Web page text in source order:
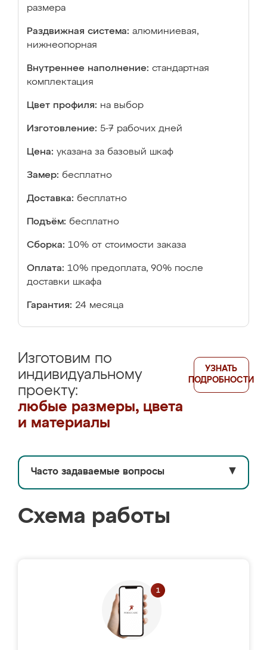
размера
Раздвижная система: алюминиевая,
нижнеопорная
Внутреннее наполнение: стандартная
комплектация
Цвет профиля: на выбор
Изготовление: 5-7 рабочих дней
Цена: указана за базовый шкаф
Замер: бесплатно
Доставка: бесплатно
Подъём: бесплатно
Сборка: 10% от стоимости заказа
Оплата: 10% предоплата, 90% после
доставки шкафа
Гарантия: 24 месяца
Изготовим по
индивидуальному
проекту:
любые размеры, цвета
и материалы
УЗНАТЬ
ПОДРОБНОСТИ
Часто задаваемые вопросы ▼
Схема работы